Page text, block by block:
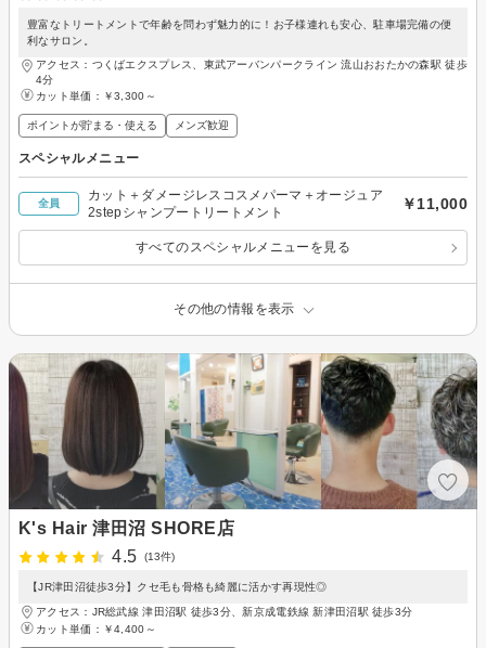
豊富なトリートメントで年齢を問わず魅力的に！お子様連れも安心、駐車場完備の便
利なサロン。
アクセス：つくばエクスプレス、東武アーバンパークライン 流山おおたかの森駅 徒歩
4分
カット単価： ￥3,300～
ポイントが貯まる・使える メンズ歓迎
スペシャルメニュー
全員
カット＋ダメージレスコスメパーマ＋オージュア
2stepシャンプートリートメント
￥11,000
すべてのスペシャルメニューを見る
その他の情報を表示
K's Hair 津田沼 SHORE店
4.5
(13件)
【JR津田沼徒歩3分】クセ毛も骨格も綺麗に活かす再現性◎
アクセス：JR総武線 津田沼駅 徒歩3分、新京成電鉄線 新津田沼駅 徒歩3分
カット単価： ￥4,400～